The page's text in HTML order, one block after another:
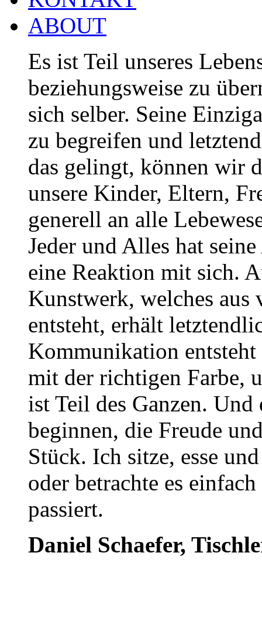
ABOUT
Es ist Teil unseres
beziehungsweise zu
sich selber. Seine
zu begreifen und
das gelingt, können wir
unsere Kinder, Eltern,
generell an alle
Jeder und Alles hat
eine Reaktion mit sich.
Kunstwerk, welches aus
entsteht, erhält
Kommunikation entsteht
mit der richtigen Farbe,
ist Teil des Ganzen.
beginnen, die Freude
Stück. Ich sitze, esse
oder betrachte es
passiert.
Daniel Schaefer,